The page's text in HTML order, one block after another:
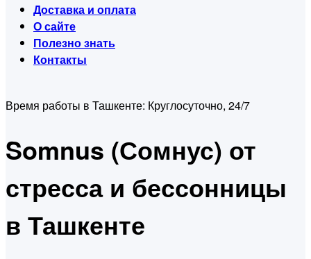
Доставка и оплата
О сайте
Полезно знать
Контакты
Время работы в Ташкенте: Круглосуточно, 24/7
Somnus (Сомнус) от
стресса и бессонницы
в Ташкенте